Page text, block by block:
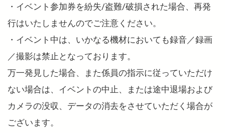
・イベント参加券を紛失/盗難/破損された場合、再発
行はいたしませんのでご注意ください。
・イベント中は、いかなる機材においても録音／録画
／撮影は禁止となっております。
万一発見した場合、また係員の指示に従っていただけ
ない場合は、イベントの中止、または途中退場および
カメラの没収、データの消去をさせていただく場合が
ございます。